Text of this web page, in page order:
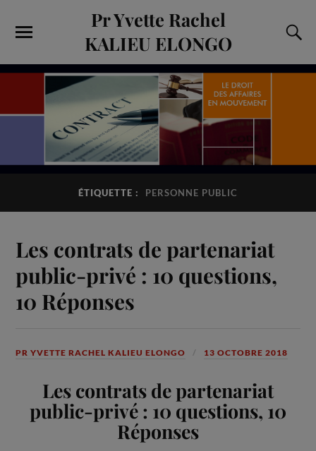
Pr Yvette Rachel
KALIEU ELONGO
ÉTIQUETTE : PERSONNE PUBLIC
Les contrats de partenariat
public-privé : 10 questions,
10 Réponses
PR YVETTE RACHEL KALIEU ELONGO 13 OCTOBRE 2018
Les contrats de partenariat
public-privé : 10 questions, 10
Réponses